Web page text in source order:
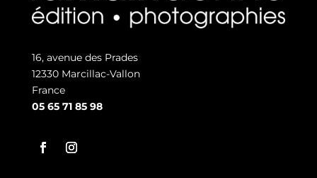
16, avenue des Prades
12330 Marcillac-Vallon
France
05 65 71 85 98